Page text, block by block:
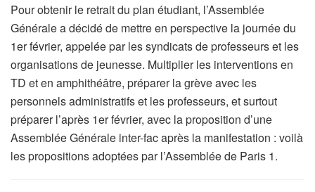
Pour obtenir le retrait du plan étudiant, l’Assemblée
Générale a décidé de mettre en perspective la journée du
1er février, appelée par les syndicats de professeurs et les
organisations de jeunesse. Multiplier les interventions en
TD et en amphithéâtre, préparer la grève avec les
personnels administratifs et les professeurs, et surtout
préparer l’après 1er février, avec la proposition d’une
Assemblée Générale inter-fac après la manifestation : voilà
les propositions adoptées par l’Assemblée de Paris 1.